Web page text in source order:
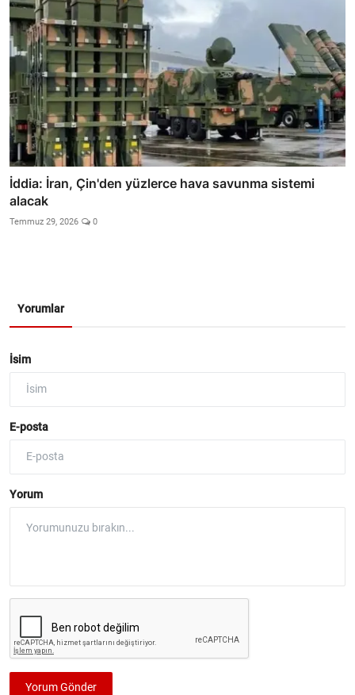
İddia: İran, Çin'den yüzlerce hava savunma sistemi
alacak
Temmuz 29, 2026 0
Yorumlar
İsim
E-posta
Yorum
Yorum Gönder